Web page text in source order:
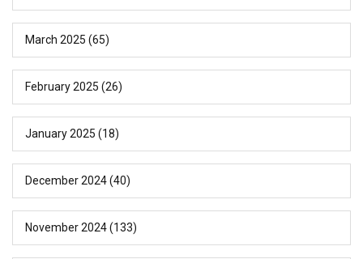
March 2025 (65)
February 2025 (26)
January 2025 (18)
December 2024(40)
November 2024(133)